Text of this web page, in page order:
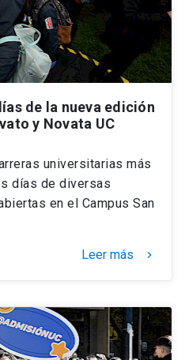
de la nueva edición
y Novata UC
universitarias más
días de diversas
en el Campus San
Leer más keyboard_arrow_right